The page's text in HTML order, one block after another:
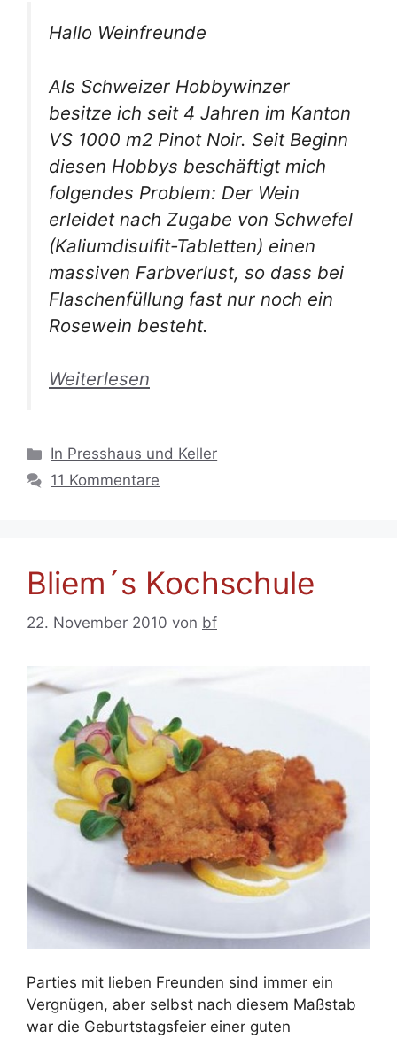
Hallo Weinfreunde
Als Schweizer Hobbywinzer
besitze ich seit 4 Jahren im Kanton
VS 1000 m2 Pinot Noir. Seit Beginn
diesen Hobbys beschäftigt mich
folgendes Problem: Der Wein
erleidet nach Zugabe von Schwefel
(Kaliumdisulfit-Tabletten) einen
massiven Farbverlust, so dass bei
Flaschenfüllung fast nur noch ein
Rosewein besteht.
Weiterlesen
Kategorien
In Presshaus und Keller
11 Kommentare
Bliem´s Kochschule
22. November 2010 von bf
Parties mit lieben Freunden sind immer ein
Vergnügen, aber selbst nach diesem Maßstab
war die Geburtstagsfeier einer guten